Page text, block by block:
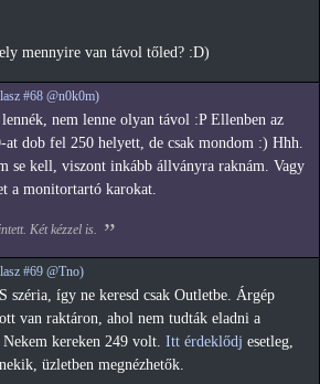
mennyire van távol tőled? :D)
#68 @n0k0m)
lennék, nem lenne olyan távol :P Ellenben az
at dob fel 250 helyett, de csak mondom :) Hhh.
se kell, viszont inkább állványra raknám. Vagy
a monitortartó karokat.
Két kézzel is.
#69 @Tno)
széria, így ne keresd csak Outletbe. Árgép
van raktáron, ahol nem tudták eladni a
kereken 249 volt. Itt érdeklődj esetleg,
üzletben megnézhetők.